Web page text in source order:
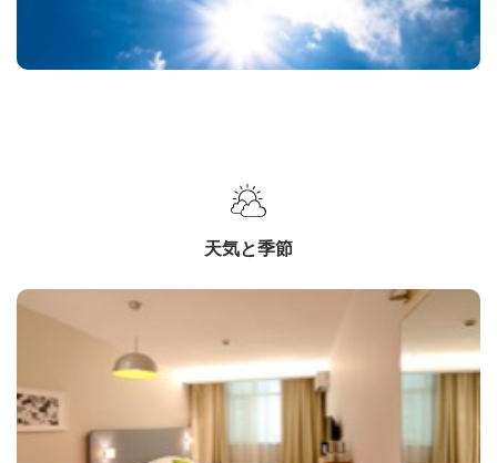
天気と季節